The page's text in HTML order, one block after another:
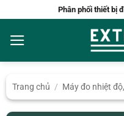
nội
dung
Phân phối thiết bị
Trang chủ / Máy đo nhiệt